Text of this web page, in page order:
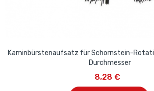
Kaminbürstenaufsatz für Schornstein-
Durchmesser
8,28 €